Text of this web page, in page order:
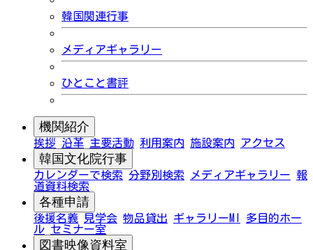
韓国関連行事
メディアギャラリー
ひとこと書評
機関紹介
挨拶 沿革 主要活動 利用案内 施設案内 アクセス
韓国文化院行事
カレンダーで検索 分野別検索 メディアギャラリー 報
道資料検索
各種申請
後援名義 見学会 物品貸出 ギャラリーMI
多目的ホー
ル セミナー室
図書映像資料室